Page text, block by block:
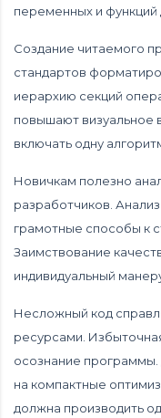
переменных и функций
Создание читаемого
стандартов
иерархию секций
повышают визуальное
включать одну
Новичкам полезно
разработчиков.
грамотные способы к
Заимствование
индивидуальный
Несложный код
ресурсами.
осознание
на компактные
должна производить